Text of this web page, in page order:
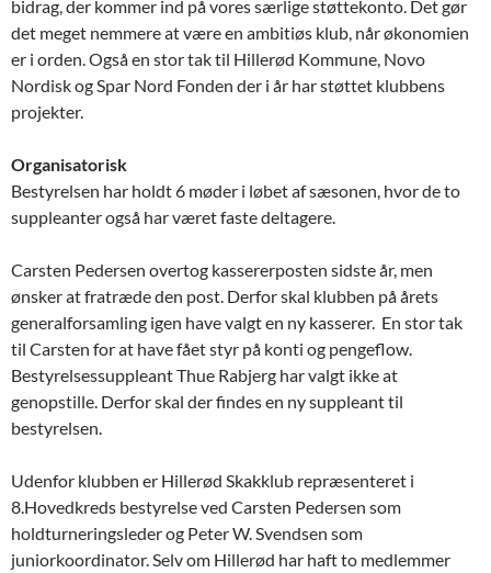
bidrag, der kommer ind på vores særlige støttekonto. Det gør
det meget nemmere at være en ambitiøs klub, når økonomien
er i orden. Også en stor tak til Hillerød Kommune, Novo
Nordisk og Spar Nord Fonden der i år har støttet klubbens
projekter.
Organisatorisk
Bestyrelsen har holdt 6 møder i løbet af sæsonen, hvor de to
suppleanter også har været faste deltagere.
Carsten Pedersen overtog kassererposten sidste år, men
ønsker at fratræde den post. Derfor skal klubben på årets
generalforsamling igen have valgt en ny kasserer. En stor tak
til Carsten for at have fået styr på konti og pengeflow.
Bestyrelsessuppleant Thue Rabjerg har valgt ikke at
genopstille. Derfor skal der findes en ny suppleant til
bestyrelsen.
Udenfor klubben er Hillerød Skakklub repræsenteret i
8.Hovedkreds bestyrelse ved Carsten Pedersen som
holdturneringsleder og Peter W. Svendsen som
juniorkoordinator. Selv om Hillerød har haft to medlemmer